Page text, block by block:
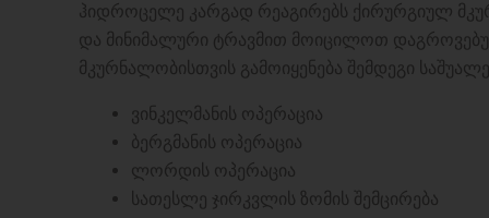
ჰიდროცელე კარგად რეაგირებს ქირურგიულ
და მინიმალური ტრავმით მოიცილოთ
მკურნალობისთვის გამოიყენება შემდეგი
ვინკელმანის ოპერაცია
ბერგმანის ოპერაცია
ლორდის ოპერაცია
სათესლე ჯირკვლის ზომის შემცირება